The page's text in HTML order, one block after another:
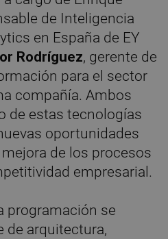
de Inteligencia
en España de EY
Rodríguez, gerente de
para el sector
compañía. Ambos
de estas tecnologías
oportunidades
de los procesos
empresarial.
programación se
de arquitectura,